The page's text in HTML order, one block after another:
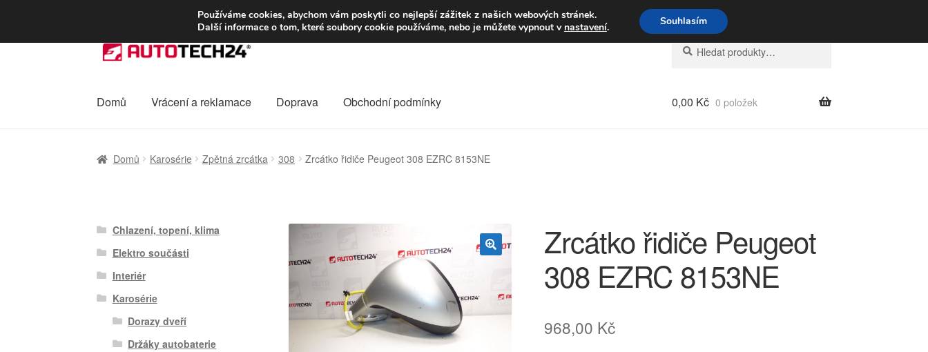
DOPRAVA od 139,-Kč Volejte po-pá 9-16 704 494 494
Přeskočit
na
Přejít
webu
Hledat:
Hledat
Domů Vrácení a reklamace Doprava Obchodní podmínky 0,00 Kč 0 položek
Domů Karosérie Zpětná zrcátka 308 Zrcátko řidiče Peugeot 308 EZRC 8153NE
Zrcátko řidiče Peugeot
308 EZRC 8153NE
968,00 Kč
Chlazení, topení, klima
Elektro součásti
Interiér
Karosérie
Dorazy dveří
Držáky autobaterie
Používáme cookies, abychom vám poskytli co nejlepší zážitek z našich webových stránek.
Další informace o tom, které soubory cookie používáme, nebo je můžete vypnout v nastavení. Souhlasím